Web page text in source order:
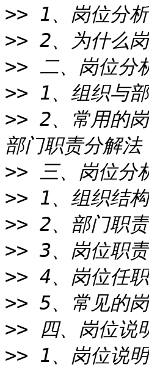
>>
>>
>>
>>
>> 2、常用的
>>
>>
>>
>>
>>
>>
>>
>>